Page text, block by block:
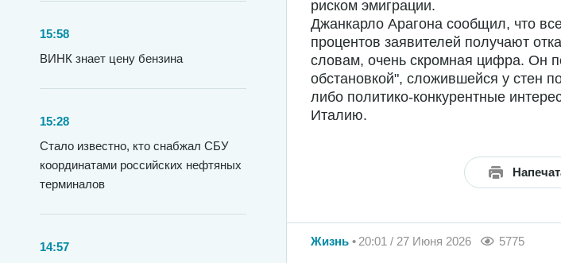
15:58
ВИНК знает цену бензина
15:28
Стало известно, кто снабжал СБУ
координатами российских нефтяных
терминалов
14:57
риском эмиграции.
Джанкарло Арагона сообщил, что
процентов заявителей получают
словам, очень скромная цифра. Он
обстановкой", сложившейся у стен
либо политико-конкурентные
Италию.
Жизнь 20:01 / 27 Июня 2026 5775